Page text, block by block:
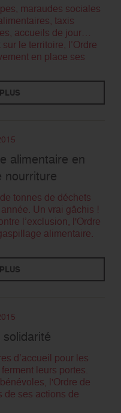
maraudes sociales
taxis
accueils de jour…
le territoire, l’Ordre
en place ses
alimentaire en
nourriture
tonnes de déchets
Un vrai gâchis !
l’exclusion, l'Ordre
alimentaire.
d’accueil pour les
leurs portes.
l'Ordre de
de ses actions de